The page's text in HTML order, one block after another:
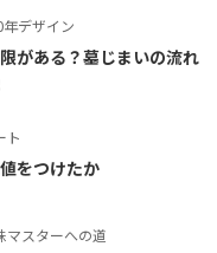
デザイン
がある？墓じまいの流れ
ト
をつけたか
マスターへの道